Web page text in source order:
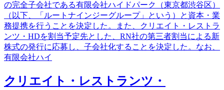
の完全子会社である有限会社ハイドパーク（東京都渋谷区）
（以下、「ルートナインジーグループ」という）と資本・業
務提携を行うことを決定した。また、クリエイト・レストラ
ンツ・HDを割当予定先とした、RN社の第三者割当による新
株式の発行に応募し、子会社化することを決定した。なお、
有限会社ハイ
クリエイト・レストランツ・